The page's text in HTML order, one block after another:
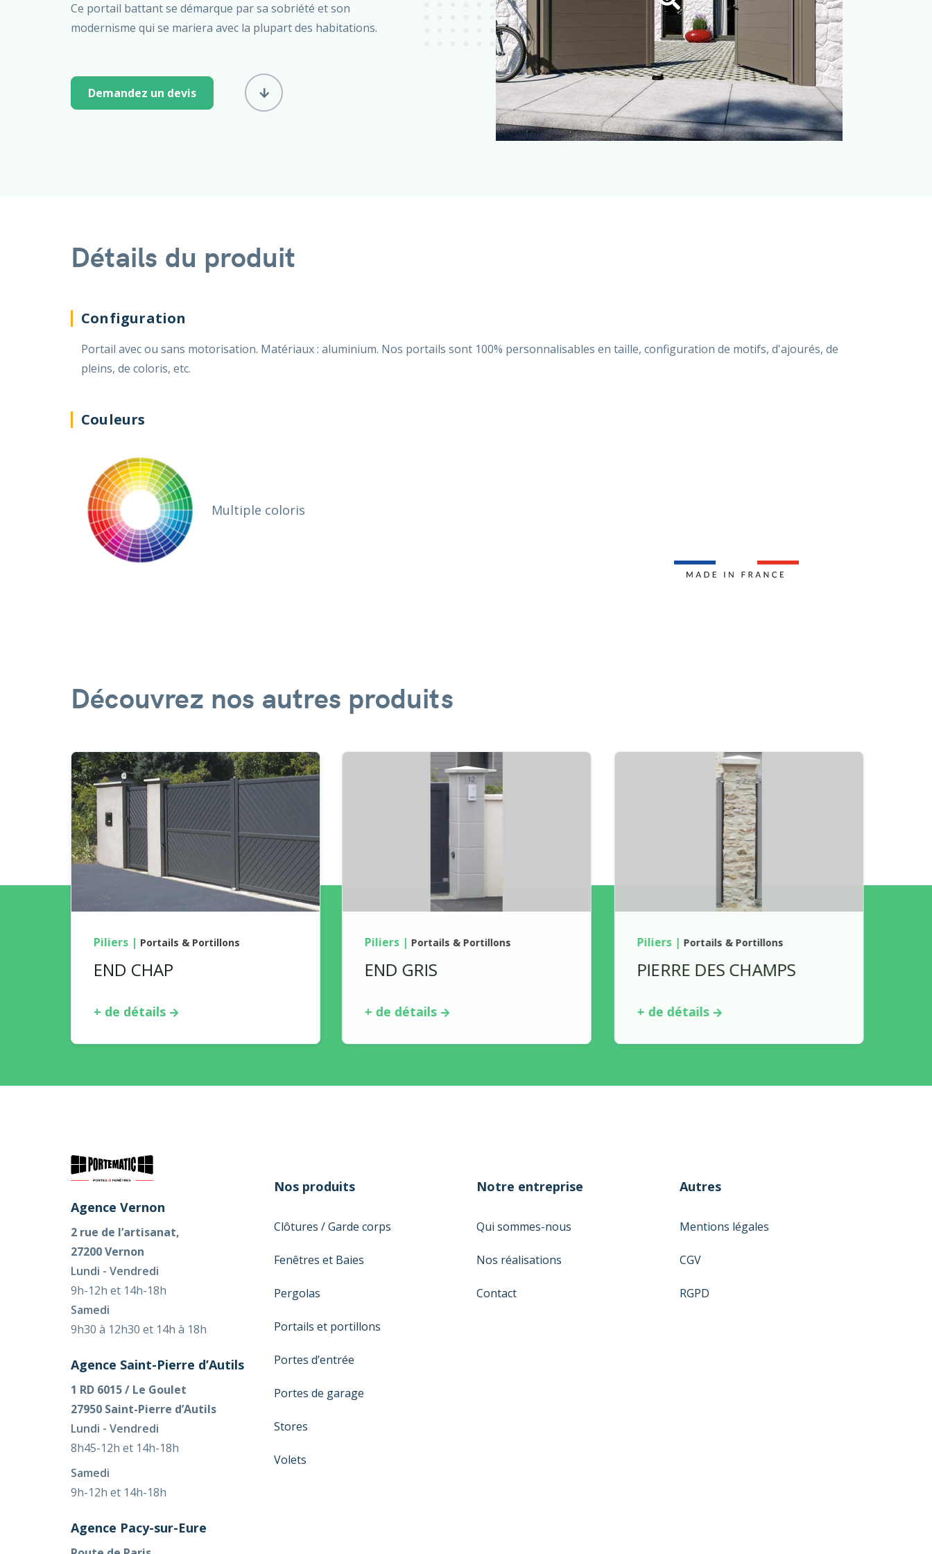
Ce portail battant se démarque par sa sobriété et son
modernisme qui se mariera avec la plupart des habitations.
Demandez un devis
Détails du produit
Configuration
Portail avec ou sans motorisation. Matériaux : aluminium. Nos portails sont 100% personnalisables en taille, configuration de motifs, d'ajourés, de
pleins, de coloris, etc.
Couleurs
Multiple coloris
Découvrez nos autres produits
Piliers | Portails & Portillons
END CHAP
+ de détails
Piliers| Portails & Portillons
END GRIS
+ de détails
Piliers| Portails & Portillons
PIERRE DES CHAMPS
+ de détails
Agence Vernon
2 rue de l’artisanat,
27200 Vernon
Lundi - Vendredi
9h-12h et 14h-18h
Samedi
9h30 à 12h30 et 14h à 18h
Agence Saint-Pierre d’Autils
1 RD 6015 / Le Goulet
27950 Saint-Pierre d’Autils
Lundi - Vendredi
8h45-12h et 14h-18h
Samedi
9h-12h et 14h-18h
Agence Pacy-sur-Eure
Nos produits
Clôtures / Garde corps
Fenêtres et Baies
Pergolas
Portails et portillons
Portes d’entrée
Portes de garage
Stores
Volets
Notre entreprise
Qui sommes-nous
Nos réalisations
Contact
Autres
Mentions légales
CGV
RGPD